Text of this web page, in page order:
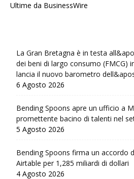
Ultime da BusinessWire
La Gran Bretagna è in testa
dei beni di largo consumo (FMCG)
lancia il nuovo barometro
6 Agosto 2026
Bending Spoons apre un ufficio a
promettente bacino di talenti nel
5 Agosto 2026
Bending Spoons firma un accordo
Airtable per 1,285 miliardi di dollari
4 Agosto 2026